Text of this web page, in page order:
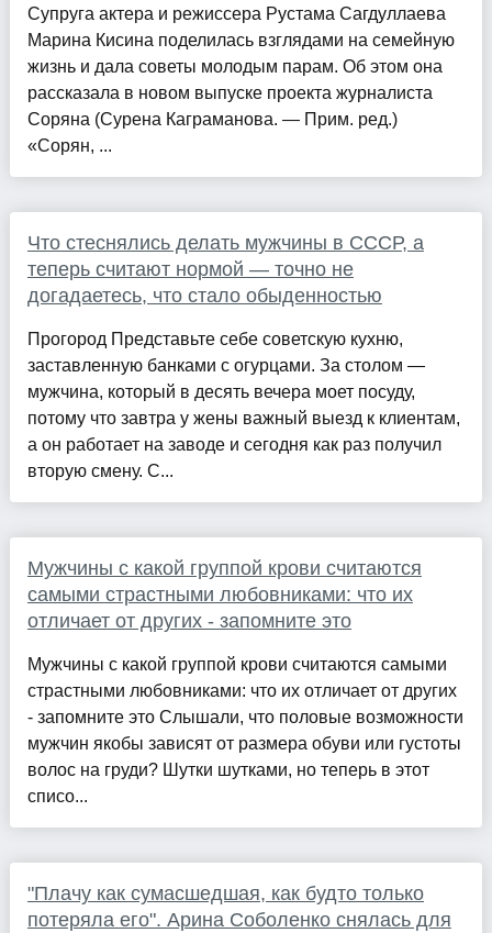
Супруга актера и режиссера Рустама Сагдуллаева
Марина Кисина поделилась взглядами на семейную
жизнь и дала советы молодым парам. Об этом она
рассказала в новом выпуске проекта журналиста
Соряна (Сурена Каграманова. — Прим. ред.)
«Сорян, ...
Что стеснялись делать мужчины в СССР, а
теперь считают нормой — точно не
догадаетесь, что стало обыденностью
Прогород Представьте себе советскую кухню,
заставленную банками с огурцами. За столом —
мужчина, который в десять вечера моет посуду,
потому что завтра у жены важный выезд к клиентам,
а он работает на заводе и сегодня как раз получил
вторую смену. С...
Мужчины с какой группой крови считаются
самыми страстными любовниками: что их
отличает от других - запомните это
Мужчины с какой группой крови считаются самыми
страстными любовниками: что их отличает от других
- запомните это Слышали, что половые возможности
мужчин якобы зависят от размера обуви или густоты
волос на груди? Шутки шутками, но теперь в этот
списо...
"Плачу как сумасшедшая, как будто только
потеряла его". Арина Соболенко снялась для